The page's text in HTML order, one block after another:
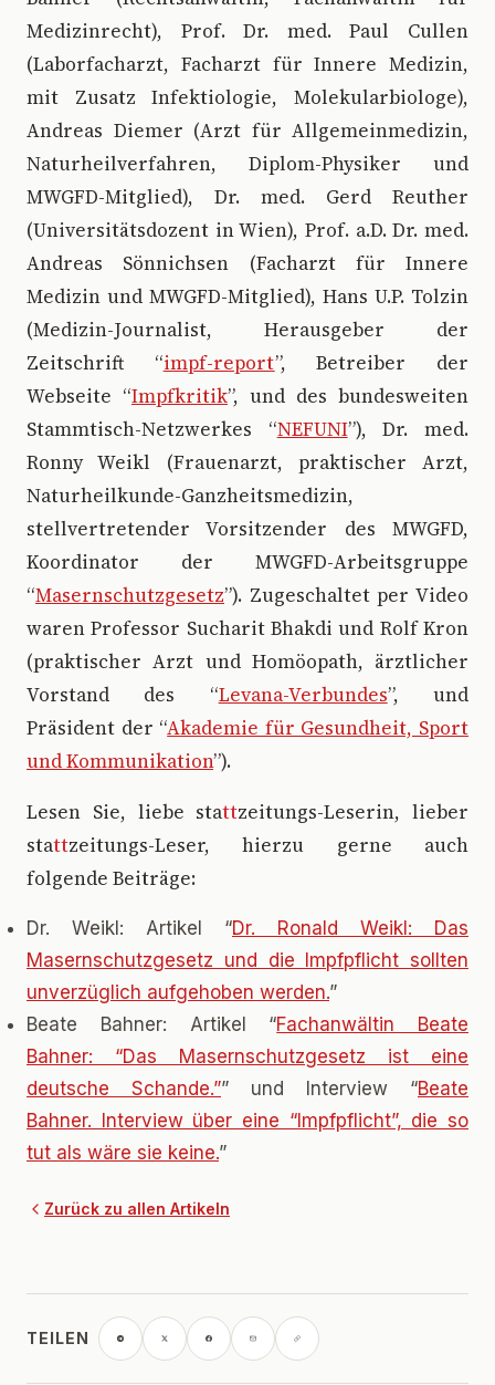
Medizinrecht), Prof. Dr. med. Paul Cullen
(Laborfacharzt, Facharzt für Innere Medizin,
mit Zusatz Infektiologie, Molekularbiologe),
Andreas Diemer (Arzt für Allgemeinmedizin,
Naturheilverfahren, Diplom-Physiker und
MWGFD-Mitglied), Dr. med. Gerd Reuther
(Universitätsdozent in Wien), Prof. a.D. Dr. med.
Andreas Sönnichsen (Facharzt für Innere
Medizin und MWGFD-Mitglied), Hans U.P. Tolzin
(Medizin-Journalist, Herausgeber der
Zeitschrift “impf-report”, Betreiber der
Webseite “Impfkritik”, und des bundesweiten
Stammtisch-Netzwerkes “NEFUNI”), Dr. med.
Ronny Weikl (Frauenarzt, praktischer Arzt,
Naturheilkunde-Ganzheitsmedizin,
stellvertretender Vorsitzender des MWGFD,
Koordinator der MWGFD-Arbeitsgruppe
“Masernschutzgesetz”). Zugeschaltet per Video
waren Professor Sucharit Bhakdi und Rolf Kron
(praktischer Arzt und Homöopath, ärztlicher
Vorstand des “Levana-Verbundes”, und
Präsident der “Akademie für Gesundheit, Sport
und Kommunikation”).
Lesen Sie, liebe stattzeitungs-Leserin, lieber
stattzeitungs-Leser, hierzu gerne auch
folgende Beiträge:
Dr. Weikl: Artikel “Dr. Ronald Weikl: Das
Masernschutzgesetz und die Impfpflicht sollten
unverzüglich aufgehoben werden.”
Beate Bahner: Artikel “Fachanwältin Beate
Bahner: “Das Masernschutzgesetz ist eine
deutsche Schande.”” und Interview “Beate
Bahner. Interview über eine “Impfpflicht”, die so
tut als wäre sie keine.”
Zurück zu allen Artikeln
TEILEN